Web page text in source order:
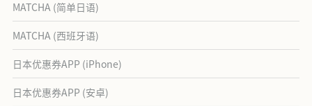
MATCHA (简单日语)
MATCHA (西班牙语)
日本优惠券APP (iPhone)
日本优惠券APP (安卓)